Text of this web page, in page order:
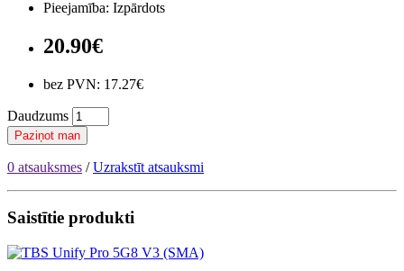
Pieejamība: Izpārdots
20.90€
bez PVN: 17.27€
Daudzums
Paziņot man
0 atsauksmes /Uzrakstīt atsauksmi
Saistītie produkti